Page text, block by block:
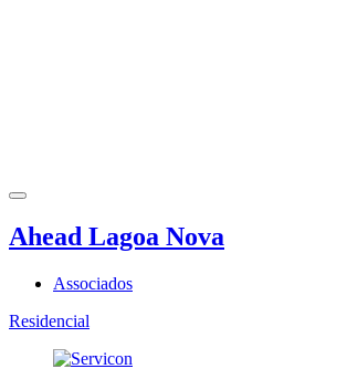
Ahead Lagoa Nova
Associados
Residencial